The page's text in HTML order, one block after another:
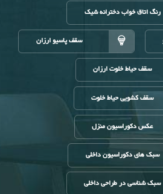
رنگ اتاق خواب دخترانه شیک
سقف پاسیو ارزان
سقف حیاط خلوت ارزان
سقف کشویی حیاط خلوت
عکس دکوراسیون منزل
سبک های دکوراسیون داخلی
سبک شناسی در طراحی داخلی